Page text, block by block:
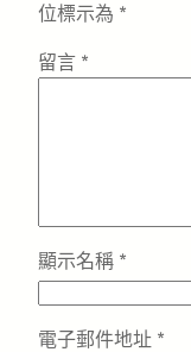
位標示為 *
留言 *
顯示名稱 *
電子郵件地址 *